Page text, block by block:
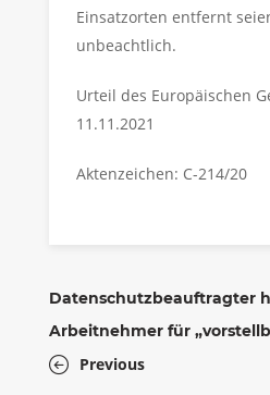
Einsatzorten entfernt
unbeachtlich.
Urteil des Europäischen
11.11.2021
Aktenzeichen: C-214/20
Datenschutzbeauftragter
Arbeitnehmer für
Previous